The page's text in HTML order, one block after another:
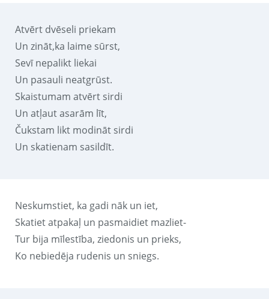
Atvērt dvēseli priekam
Un zināt,ka laime sūrst,
Sevī nepalikt liekai
Un pasauli neatgrūst.
Skaistumam atvērt sirdi
Un atļaut asarām līt,
Čukstam likt modināt sirdi
Un skatienam sasildīt.
Neskumstiet, ka gadi nāk un iet,
Skatiet atpakaļ un pasmaidiet mazliet-
Tur bija mīlestība, ziedonis un prieks,
Ko nebiedēja rudenis un sniegs.